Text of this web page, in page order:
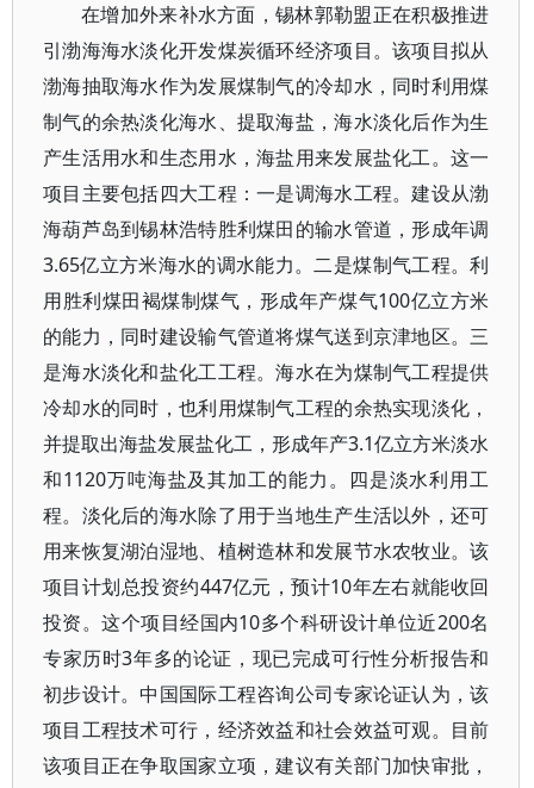
在增加外来补水方面，锡林郭勒盟正在积极推进
引渤海海水淡化开发煤炭循环经济项目。该项目拟从
渤海抽取海水作为发展煤制气的冷却水，同时利用煤
制气的余热淡化海水、提取海盐，海水淡化后作为生
产生活用水和生态用水，海盐用来发展盐化工。这一
项目主要包括四大工程：一是调海水工程。建设从渤
海葫芦岛到锡林浩特胜利煤田的输水管道，形成年调
3.65亿立方米海水的调水能力。二是煤制气工程。利
用胜利煤田褐煤制煤气，形成年产煤气100亿立方米
的能力，同时建设输气管道将煤气送到京津地区。三
是海水淡化和盐化工工程。海水在为煤制气工程提供
冷却水的同时，也利用煤制气工程的余热实现淡化，
并提取出海盐发展盐化工，形成年产3.1亿立方米淡水
和1120万吨海盐及其加工的能力。四是淡水利用工
程。淡化后的海水除了用于当地生产生活以外，还可
用来恢复湖泊湿地、植树造林和发展节水农牧业。该
项目计划总投资约447亿元，预计10年左右就能收回
投资。这个项目经国内10多个科研设计单位近200名
专家历时3年多的论证，现已完成可行性分析报告和
初步设计。中国国际工程咨询公司专家论证认为，该
项目工程技术可行，经济效益和社会效益可观。目前
该项目正在争取国家立项，建议有关部门加快审批，